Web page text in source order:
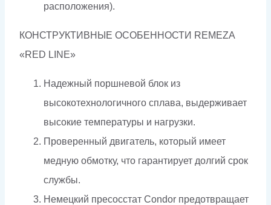
расположения).
КОНСТРУКТИВНЫЕ ОСОБЕННОСТИ REMEZA
«RED LINE»
Надежный поршневой блок из
высокотехнологичного сплава, выдерживает
высокие температуры и нагрузки.
Проверенный двигатель, который имеет
медную обмотку, что гарантирует долгий срок
службы.
Немецкий пресосстат Condor предотвращает